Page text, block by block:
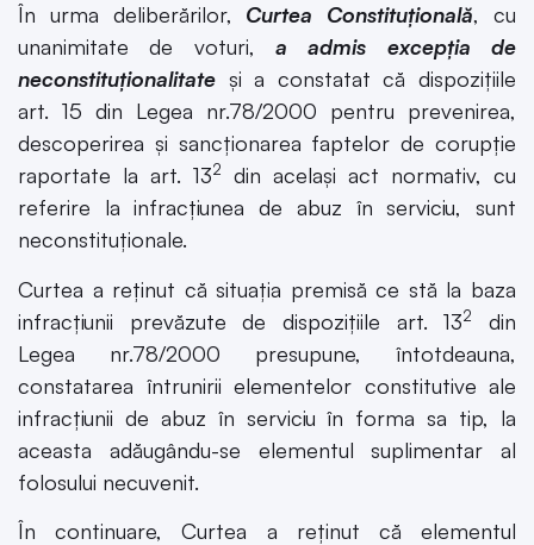
În urma deliberărilor, Curtea Constituțională, cu
unanimitate de voturi, a admis excepția de
neconstituționalitate și a constatat că dispozițiile
art. 15 din Legea nr.78/2000 pentru prevenirea,
descoperirea și sancționarea faptelor de corupție
raportate la art. 132
din același act normativ, cu
referire la infracțiunea de abuz în serviciu, sunt
neconstituționale.
Curtea a reținut că situația premisă ce stă la baza
infracțiunii prevăzute de dispozițiile art. 132
din
Legea nr.78/2000 presupune, întotdeauna,
constatarea întrunirii elementelor constitutive ale
infracțiunii de abuz în serviciu în forma sa tip, la
aceasta adăugându-se elementul suplimentar al
folosului necuvenit.
În continuare, Curtea a reținut că elementul